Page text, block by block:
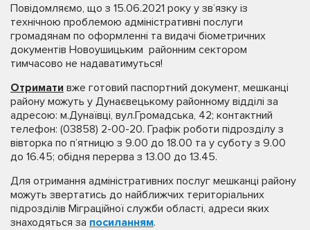
Повідомляємо, що з 15.06.2021 року у зв’язку із
технічною проблемою адміністративні послуги
громадянам по оформленні та видачі біометричних
документів Новоушицьким районним сектором
тимчасово не надаватимуться!
Отримати вже готовий паспортний документ, мешканці
району можуть у Дунаєвецькому районному відділі за
адресою: м.Дунаївці, вул.Громадська, 42; контактний
телефон: (03858) 2-00-20. Графік роботи підрозділу з
вівторка по п’ятницю з 9.00 до 18.00 та у суботу з 9.00
до 16.45; обідня перерва з 13.00 до 13.45.
Для отримання адміністративних послуг мешканці району
можуть звертатись до найближчих територіальних
підрозділів Міграційної служби області, адреси яких
знаходяться за посиланням.